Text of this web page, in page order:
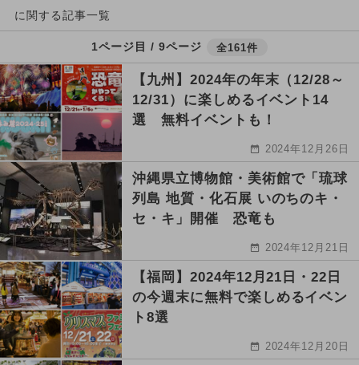
に関する記事一覧
1ページ目 / 9ページ 全161件
【九州】2024年の年末（12/28～
12/31）に楽しめるイベント14
選 無料イベントも！
2024年12月26日
沖縄県立博物館・美術館で「琉球
列島 地質・化石展 いのちのキ・
セ・キ」開催 恐竜も
2024年12月21日
【福岡】2024年12月21日・22日
の今週末に無料で楽しめるイベン
ト8選
2024年12月20日